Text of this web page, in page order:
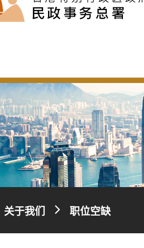
二零一七年四月五日的新闻公报
关于我们 职位空缺